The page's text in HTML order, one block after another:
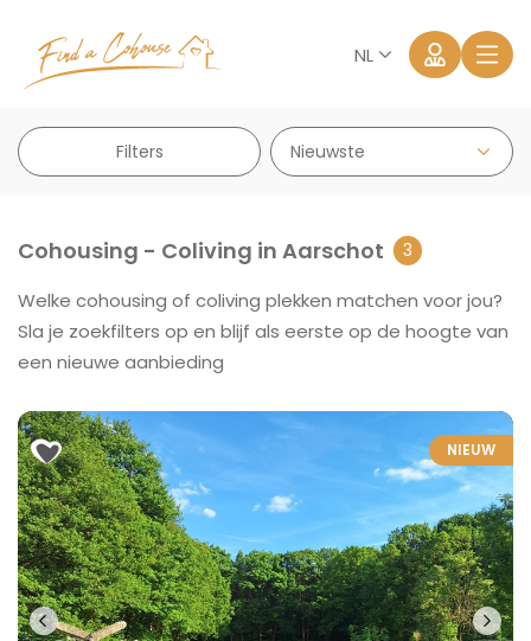
NL
Aanmelden
Wachtwoord vergeten?
Filters
Cohousing - Coliving in Aarschot 3
Welke cohousing of coliving plekken matchen voor jou?
Sla je zoekfilters op en blijf als eerste op de hoogte van
een nieuwe aanbieding
NIEUW